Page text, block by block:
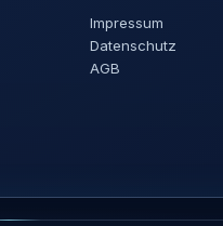
Impressum
Datenschutz
AGB